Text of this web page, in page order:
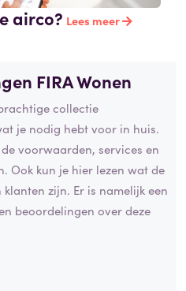
airco? Lees meer
FIRA Wonen
collectie
je nodig hebt voor in huis.
voorwaarden, services en
Ook kun je hier lezen wat de
zijn. Er is namelijk een
beoordelingen over deze